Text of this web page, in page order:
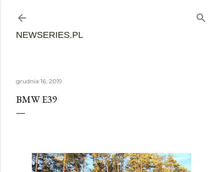
NEWSERIES.PL
grudnia 16, 2019
BMW E39